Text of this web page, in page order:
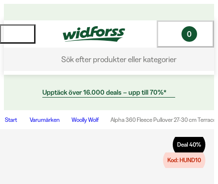
Sök efter produkter eller kategorier
0
Upptäck över 16.000 deals – upp till 70%*
Start Varumärken Woolly Wolf Alpha 360 Fleece Pullover 27-30 cm
Deal 40%
Kod: HUND10